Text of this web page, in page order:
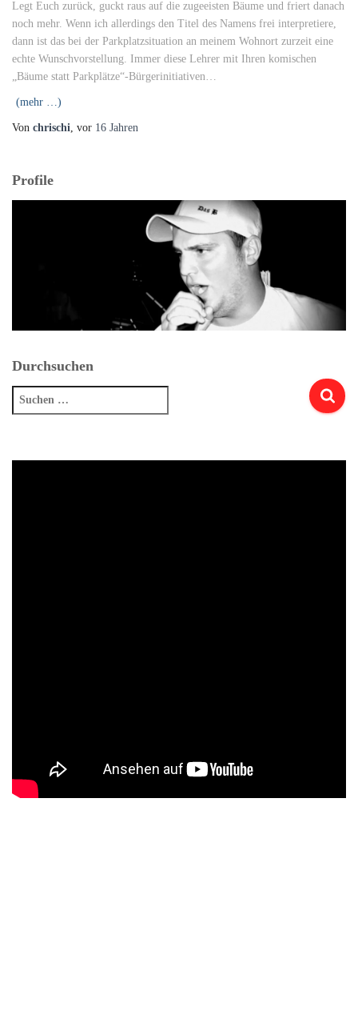
Legt Euch zurück, guckt raus auf die zugeeisten Bäume und friert danach
noch mehr. Wenn ich allerdings den Titel des Namens frei interpretiere,
dann ist das bei der Parkplatzsituation an meinem Wohnort zurzeit eine
echte Wunschvorstellung. Immer diese Lehrer mit Ihren komischen
„Bäume statt Parkplätze“-Bürgerinitiativen…
(mehr …)
Von chrischi, vor 16 Jahren
Profile
Durchsuchen
Suchen
nach: